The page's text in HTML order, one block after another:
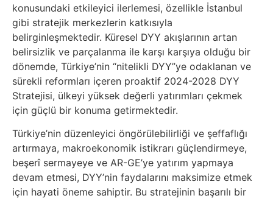
konusundaki etkileyici ilerlemesi, özellikle İstanbul
gibi stratejik merkezlerin katkısıyla
belirginleşmektedir. Küresel DYY akışlarının artan
belirsizlik ve parçalanma ile karşı karşıya olduğu bir
dönemde, Türkiye’nin “nitelikli DYY”ye odaklanan ve
sürekli reformları içeren proaktif 2024-2028 DYY
Stratejisi, ülkeyi yüksek değerli yatırımları çekmek
için güçlü bir konuma getirmektedir.
Türkiye’nin düzenleyici öngörülebilirliği ve şeffaflığı
artırmaya, makroekonomik istikrarı güçlendirmeye,
beşerî sermayeye ve AR-GE’ye yatırım yapmaya
devam etmesi, DYY’nin faydalarını maksimize etmek
için hayati öneme sahiptir. Bu stratejinin başarılı bir